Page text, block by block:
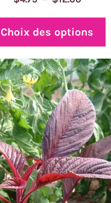
prix :
à
$12.00
Choix des options